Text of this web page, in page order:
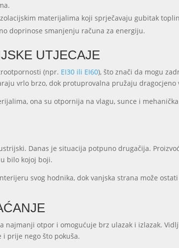
materijalima koji sprječavaju gubitak
doprinose smanjenju računa za energiju.
UTJECAJE
(npr. EI30 ili EI60), što znači da mogu
vrlo brzo, dok protuprovalna pružaju dragocjeno
ona su otpornija na vlagu, sunce i
Danas je situacija potpuno drugačija.
bilo kojoj boji.
svog hodnika, dok vanjska strana može
najmanji otpor i omogućuje brz ulazak i izlazak.
prije nego što pokuša.